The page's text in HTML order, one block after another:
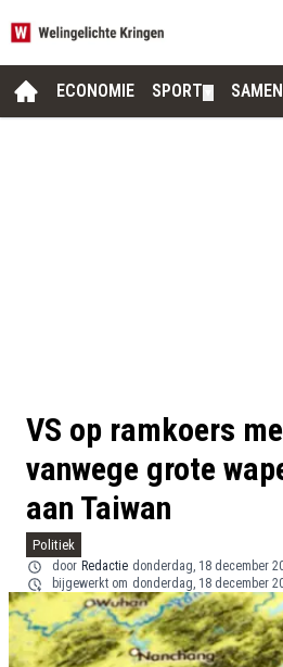
ECONOMIE SPORT
VS op ramkoers
vanwege grote
aan Taiwan
Politiek
door Redactie donderdag, 18 december
bijgewerkt om donderdag, 18 december